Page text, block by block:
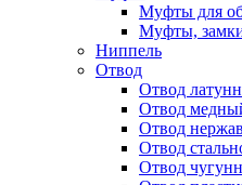
Муфты для
Муфты,
Ниппель
Отвод
Отвод
Отвод
Отвод
Отвод
Отвод